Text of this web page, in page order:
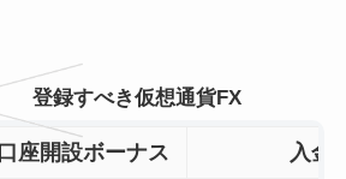
登録すべき仮想通貨FX
口座開設ボーナス 入金